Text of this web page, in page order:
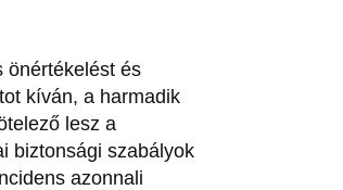
önértékelést és
kíván, a harmadik
lesz a
biztonsági szabályok
azonnali